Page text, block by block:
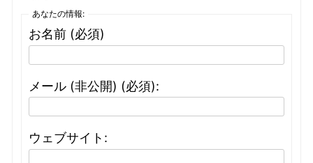
あなたの情報:
お名前 (必須)
メール (非公開) (必須):
ウェブサイト: